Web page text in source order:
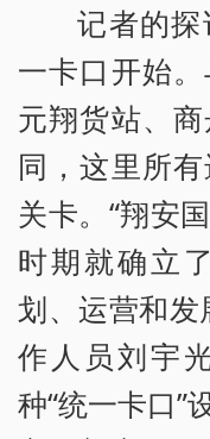
记者的
一卡口开始
元翔货站、
同，这里所
关卡。“翔安
时期就确立
划、运营和发
作人员刘宇
种“统一卡口”